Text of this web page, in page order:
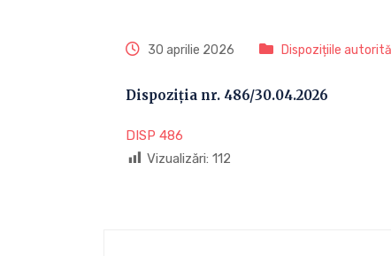
30 aprilie 2026 Dispozițiile
Dispoziția nr. 486/30.04.2026
DISP 486
Vizualizări: 112